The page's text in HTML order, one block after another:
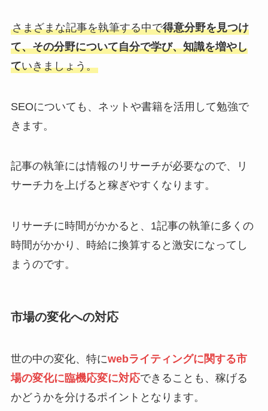
さまざまな記事を執筆する中で得意分野を見つけ
て、その分野について自分で学び、知識を増やし
ていきましょう。
SEOについても、ネットや書籍を活用して勉強で
きます。
記事の執筆には情報のリサーチが必要なので、リ
サーチ力を上げると稼ぎやすくなります。
リサーチに時間がかかると、1記事の執筆に多くの
時間がかかり、時給に換算すると激安になってし
まうのです。
市場の変化への対応
世の中の変化、特にwebライティングに関する市
場の変化に臨機応変に対応できることも、稼げる
かどうかを分けるポイントとなります。